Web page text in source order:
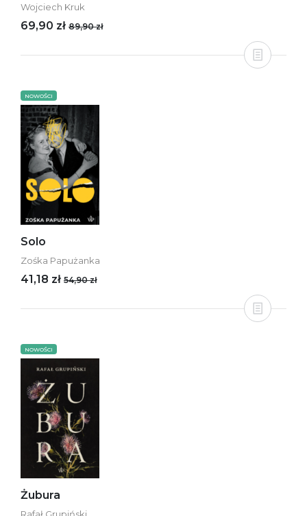
Wojciech Kruk
69,90 zł 89,90 zł
NOWOŚCI
Solo
Zośka Papużanka
41,18 zł 54,90 zł
NOWOŚCI
Żubura